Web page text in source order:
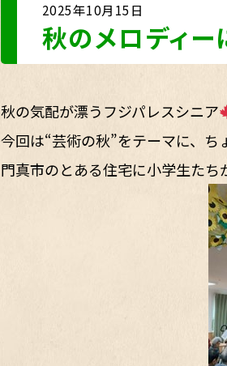
2025年10月15日
秋のメロディー
秋の気配が漂うフジパレスシニア
今回は“芸術の秋”をテーマに、ち
門真市のとある住宅に小学生た